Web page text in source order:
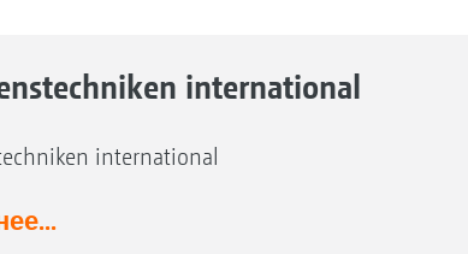
international
international